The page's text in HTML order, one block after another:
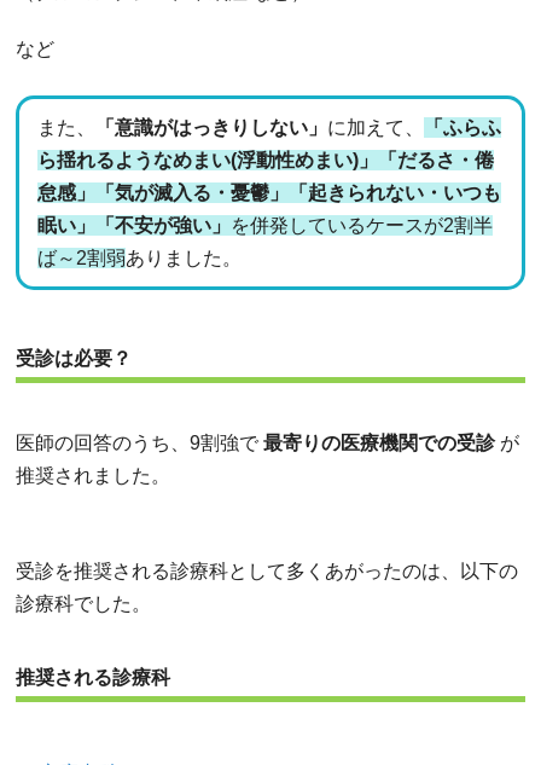
など
また、 「意識がはっきりしない」 に加えて、
「ふらふ
ら揺れるようなめまい(浮動性めまい)」「だるさ・倦
怠感」「気が滅入る・憂鬱」「起きられない・いつも
眠い」「不安が強い」 を併発しているケースが2割半
ば～2割弱ありました。
受診は必要？
医師の回答のうち、9割強で 最寄りの医療機関での受診 が
推奨されました。
受診を推奨される診療科として多くあがったのは、以下の
診療科でした。
推奨される診療科